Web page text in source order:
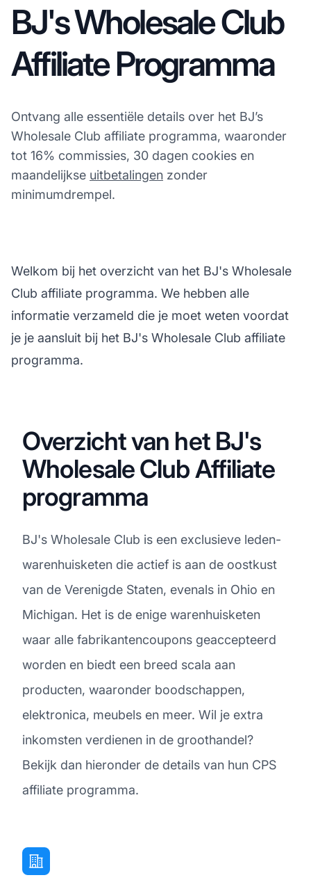
BJ's Wholesale Club
Affiliate Programma
Ontvang alle essentiële details over het BJ’s
Wholesale Club affiliate programma, waaronder
tot 16% commissies, 30 dagen cookies en
maandelijkse uitbetalingen zonder
minimumdrempel.
Welkom bij het overzicht van het BJ's Wholesale
Club affiliate programma. We hebben alle
informatie verzameld die je moet weten voordat
je je aansluit bij het BJ's Wholesale Club affiliate
programma.
Overzicht van het BJ's
Wholesale Club Affiliate
programma
BJ's Wholesale Club is een exclusieve leden-
warenhuisketen die actief is aan de oostkust
van de Verenigde Staten, evenals in Ohio en
Michigan. Het is de enige warenhuisketen
waar alle fabrikantencoupons geaccepteerd
worden en biedt een breed scala aan
producten, waaronder boodschappen,
elektronica, meubels en meer. Wil je extra
inkomsten verdienen in de groothandel?
Bekijk dan hieronder de details van hun CPS
affiliate programma.